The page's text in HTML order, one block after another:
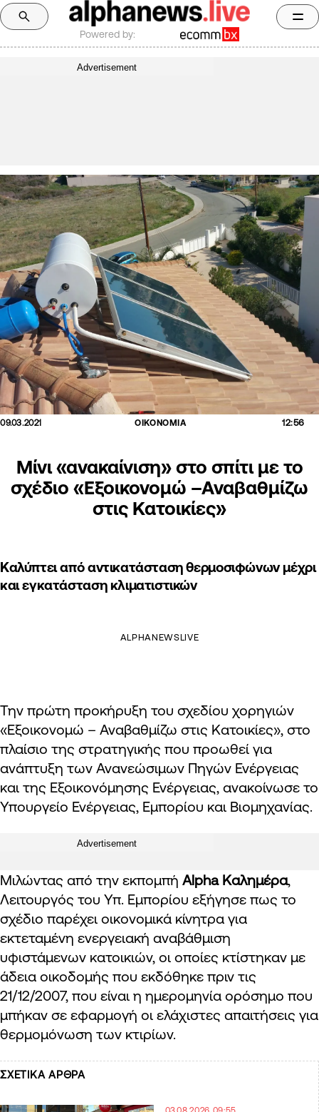
Powered by:
Advertisement
09.03.2021 ΟΙΚΟΝΟΜΙΑ 12:56
Μίνι «ανακαίνιση» στο σπίτι με το
σχέδιο «Εξοικονομώ –Αναβαθμίζω
στις Κατοικίες»
Καλύπτει από αντικατάσταση θερμοσιφώνων μέχρι
και εγκατάσταση κλιματιστικών
ALPHANEWSLIVE
Την πρώτη προκήρυξη του σχεδίου χορηγιών
«Εξοικονομώ – Αναβαθμίζω στις Κατοικίες», στο
πλαίσιο της στρατηγικής που προωθεί για
ανάπτυξη των Ανανεώσιμων Πηγών Ενέργειας
και της Εξοικονόμησης Ενέργειας, ανακοίνωσε το
Υπουργείο Ενέργειας, Εμπορίου και Βιομηχανίας.
Advertisement
Μιλώντας από την εκπομπή Alpha Καλημέρα,
Λειτουργός του Υπ. Εμπορίου εξήγησε πως το
σχέδιο παρέχει οικονομικά κίνητρα για
εκτεταμένη ενεργειακή αναβάθμιση
υφιστάμενων κατοικιών, οι οποίες κτίστηκαν με
άδεια οικοδομής που εκδόθηκε πριν τις
21/12/2007, που είναι η ημερομηνία ορόσημο που
μπήκαν σε εφαρμογή οι ελάχιστες απαιτήσεις για
θερμομόνωση των κτιρίων.
ΣΧΕΤΙΚΑ ΑΡΘΡΑ